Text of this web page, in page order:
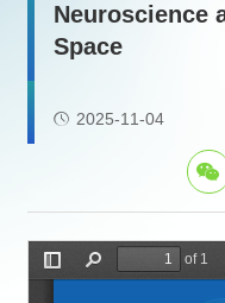
Neuroscience
Space
2025-11-04